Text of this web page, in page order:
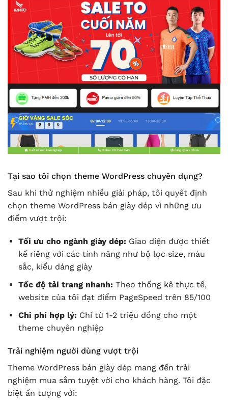
Tại sao tôi chọn theme WordPress chuyên dụng?
Sau khi thử nghiệm nhiều giải pháp, tôi quyết định
chọn theme WordPress bán giày dép vì những ưu
điểm vượt trội:
Tối ưu cho ngành giày dép: Giao diện được thiết
kế riêng với các tính năng như bộ lọc size, màu
sắc, kiểu dáng giày
Tốc độ tải trang nhanh: Theo thống kê thực tế,
website của tôi đạt điểm PageSpeed trên 85/100
Chi phí hợp lý: Chỉ từ 1-2 triệu đồng cho một
theme chuyên nghiệp
Trải nghiệm người dùng vượt trội
Theme WordPress bán giày dép mang đến trải
nghiệm mua sắm tuyệt vời cho khách hàng. Tôi đặc
biệt ấn tượng với: